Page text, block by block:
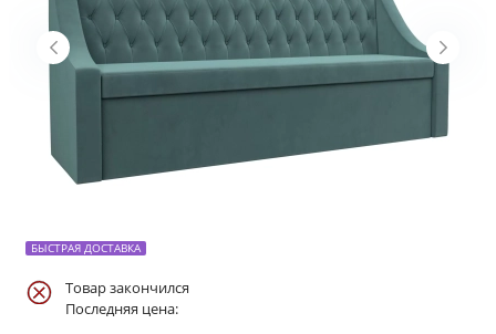
БЫСТРАЯ ДОСТАВКА
Товар закончился
Последняя цена: